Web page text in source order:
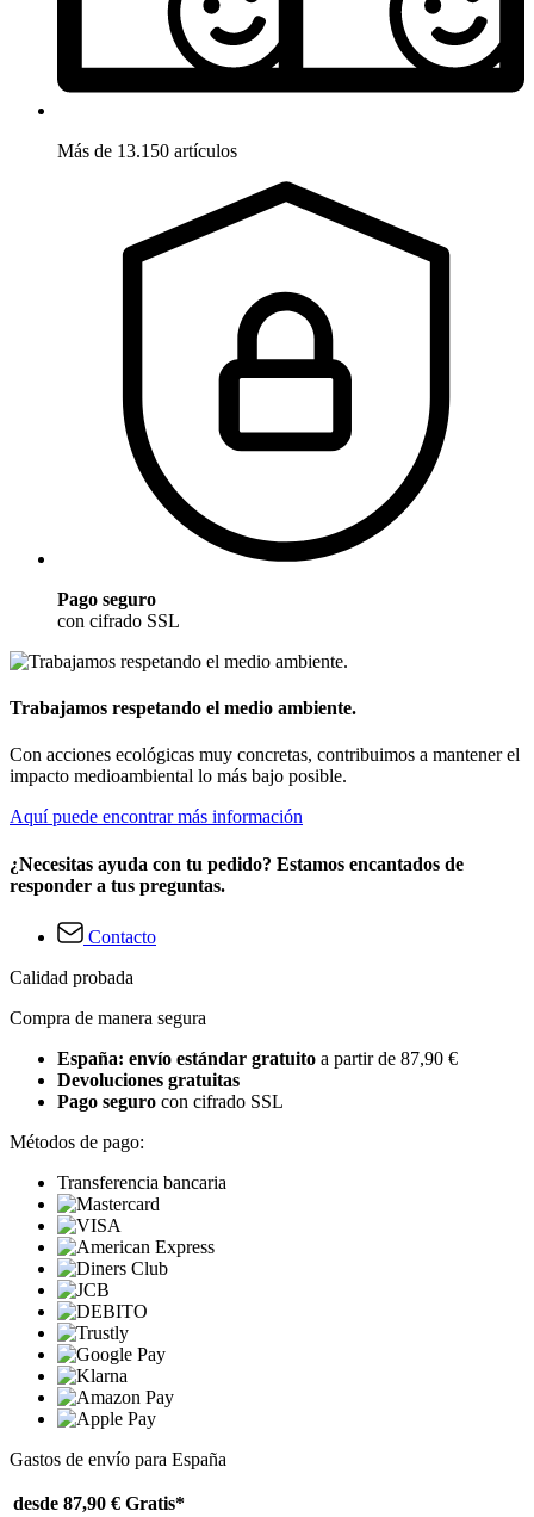
Más de 13.150 artículos
Pago seguro
con cifrado SSL
Trabajamos respetando el medio ambiente.
Con acciones ecológicas muy concretas, contribuimos a mantener el
impacto medioambiental lo más bajo posible.
Aquí puede encontrar más información
¿Necesitas ayuda con tu pedido? Estamos encantados de
responder a tus preguntas.
Contacto
Calidad probada
Compra de manera segura
España: envío estándar gratuito a partir de 87,90 €
Devoluciones gratuitas
Pago seguro con cifrado SSL
Métodos de pago:
Transferencia bancaria
Gastos de envío para España
desde 87,90 € Gratis*